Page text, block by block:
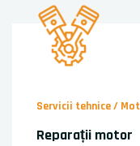
Servicii tehnice /
Reparații motor